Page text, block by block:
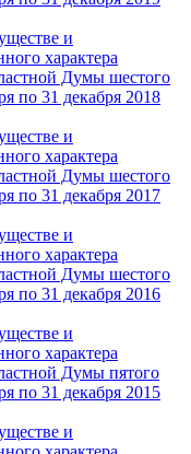
и
характера
Думы шестого
по 31 декабря 2018
и
характера
Думы шестого
по 31 декабря 2017
и
характера
Думы шестого
по 31 декабря 2016
и
характера
Думы пятого
по 31 декабря 2015
и